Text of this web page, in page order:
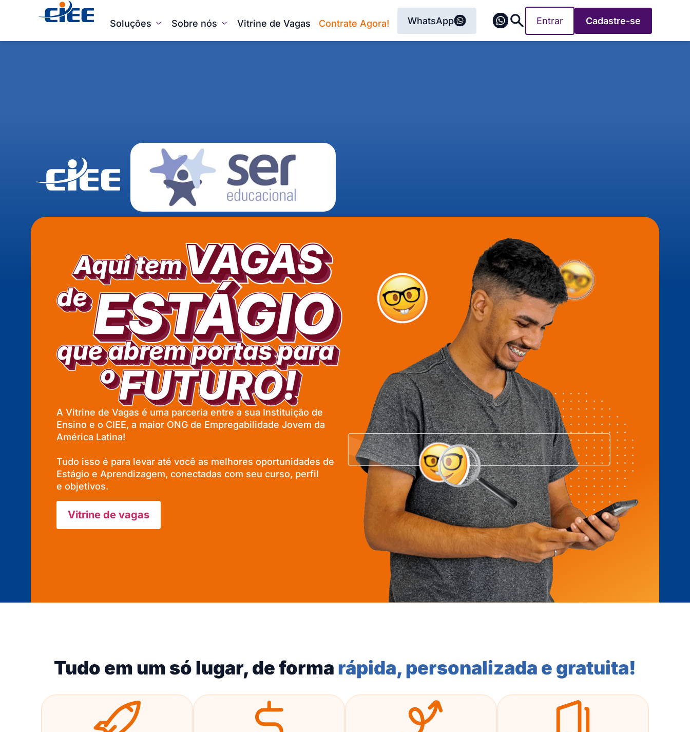
Soluções Sobre nós Vitrine de Vagas Contrate Agora! WhatsApp Entrar Cadastre-se
A Vitrine de Vagas é uma parceria entre a sua Instituição de
Ensino e o CIEE, a maior ONG de Empregabilidade Jovem da
América Latina!
Tudo isso é para levar até você as melhores oportunidades de
Estágio e Aprendizagem, conectadas com seu curso, perfil
e objetivos.
Vitrine de vagas
Tudo em um só lugar, de forma rápida, personalizada e gratuita!